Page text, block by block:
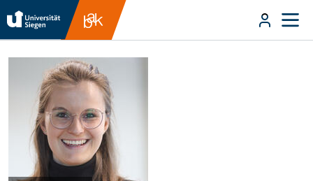
Direkt zum Inhalt
User